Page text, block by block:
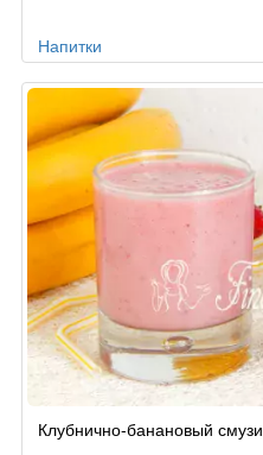
Напитки
Клубнично-банановый смузи